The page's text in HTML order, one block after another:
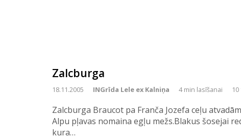
Zalcburga
18.11.2005 INGrīda Lele ex Kalniņa 4 min lasīšanai
Zalcburga Braucot pa Franča Jozefa ceļu
Alpu pļavas nomaina egļu mežs.Blakus šosejai
kura…